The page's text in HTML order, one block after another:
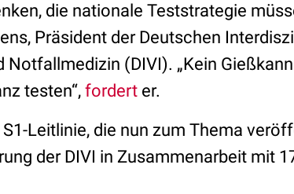
die nationale Teststrategie
Präsident der Deutschen
Notfallmedizin (DIVI). „Kein
testen“, fordert er.
Leitlinie, die nun zum Thema
der DIVI in Zusammenarbeit mit